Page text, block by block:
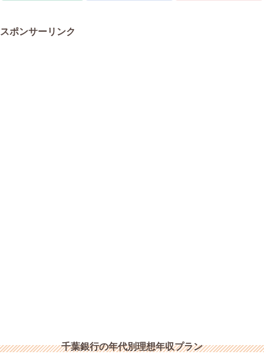
スポンサーリンク
千葉銀行の年代別理想年収プラン